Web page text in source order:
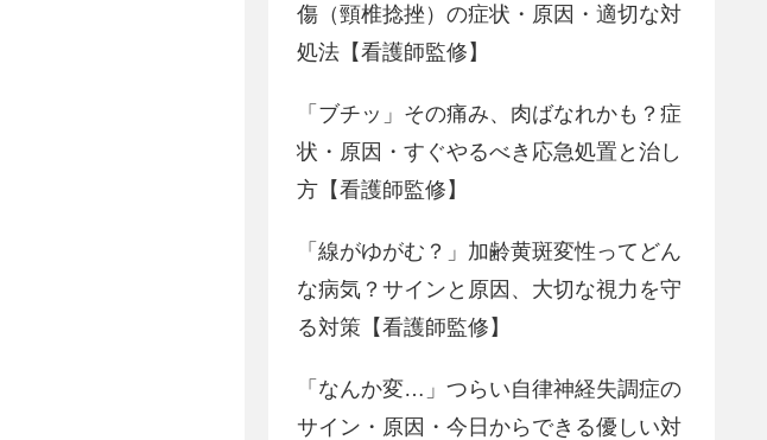
傷（頸椎捻挫）の症状・原因・適切な対
処法【看護師監修】
「ブチッ」その痛み、肉ばなれかも？症
状・原因・すぐやるべき応急処置と治し
方【看護師監修】
「線がゆがむ？」加齢黄斑変性ってどん
な病気？サインと原因、大切な視力を守
る対策【看護師監修】
「なんか変…」つらい自律神経失調症の
サイン・原因・今日からできる優しい対